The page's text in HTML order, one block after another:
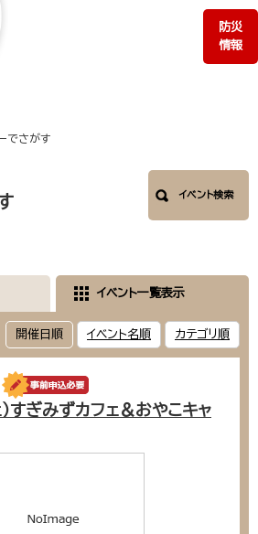
防災
情報
でさがす
イベント検索
イベント一覧表示
開催日順 イベント名順 カテゴリ順
すぎみずカフェ＆おやこキャ